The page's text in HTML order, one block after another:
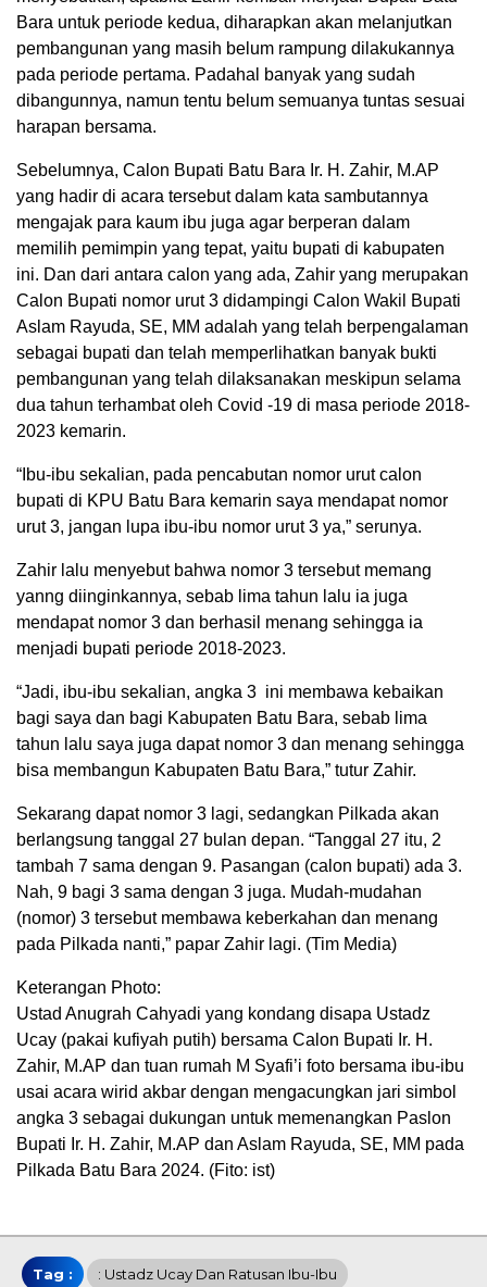
Bara untuk periode kedua, diharapkan akan melanjutkan
pembangunan yang masih belum rampung dilakukannya
pada periode pertama. Padahal banyak yang sudah
dibangunnya, namun tentu belum semuanya tuntas sesuai
harapan bersama.
Sebelumnya, Calon Bupati Batu Bara Ir. H. Zahir, M.AP
yang hadir di acara tersebut dalam kata sambutannya
mengajak para kaum ibu juga agar berperan dalam
memilih pemimpin yang tepat, yaitu bupati di kabupaten
ini. Dan dari antara calon yang ada, Zahir yang merupakan
Calon Bupati nomor urut 3 didampingi Calon Wakil Bupati
Aslam Rayuda, SE, MM adalah yang telah berpengalaman
sebagai bupati dan telah memperlihatkan banyak bukti
pembangunan yang telah dilaksanakan meskipun selama
dua tahun terhambat oleh Covid -19 di masa periode 2018-
2023 kemarin.
“Ibu-ibu sekalian, pada pencabutan nomor urut calon
bupati di KPU Batu Bara kemarin saya mendapat nomor
urut 3, jangan lupa ibu-ibu nomor urut 3 ya,” serunya.
Zahir lalu menyebut bahwa nomor 3 tersebut memang
yanng diinginkannya, sebab lima tahun lalu ia juga
mendapat nomor 3 dan berhasil menang sehingga ia
menjadi bupati periode 2018-2023.
“Jadi, ibu-ibu sekalian, angka 3 ini membawa kebaikan
bagi saya dan bagi Kabupaten Batu Bara, sebab lima
tahun lalu saya juga dapat nomor 3 dan menang sehingga
bisa membangun Kabupaten Batu Bara,” tutur Zahir.
Sekarang dapat nomor 3 lagi, sedangkan Pilkada akan
berlangsung tanggal 27 bulan depan. “Tanggal 27 itu, 2
tambah 7 sama dengan 9. Pasangan (calon bupati) ada 3.
Nah, 9 bagi 3 sama dengan 3 juga. Mudah-mudahan
(nomor) 3 tersebut membawa keberkahan dan menang
pada Pilkada nanti,” papar Zahir lagi. (Tim Media)
Keterangan Photo:
Ustad Anugrah Cahyadi yang kondang disapa Ustadz
Ucay (pakai kufiyah putih) bersama Calon Bupati Ir. H.
Zahir, M.AP dan tuan rumah M Syafi’i foto bersama ibu-ibu
usai acara wirid akbar dengan mengacungkan jari simbol
angka 3 sebagai dukungan untuk memenangkan Paslon
Bupati Ir. H. Zahir, M.AP dan Aslam Rayuda, SE, MM pada
Pilkada Batu Bara 2024. (Fito: ist)
Tag : : Ustadz Ucay Dan Ratusan Ibu-Ibu